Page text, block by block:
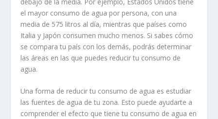
el mayor consumo de agua por persona, con una
media de 575 litros al día, mientras que países como
Italia y Japón consumen mucho menos. Si sabes cómo
se compara tu país con los demás, podrás determinar
las áreas en las que puedes reducir tu consumo de
agua.
Una forma de reducir tu consumo de agua es estudiar
las fuentes de agua de tu zona. Esto puede ayudarte a
comprender el efecto que tiene tu consumo de agua en